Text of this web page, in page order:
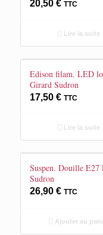
20,50 € TTC
Lire la suite
Edison filam. LED
Girard Sudron
17,50 € TTC
Lire la suite
Suspen. Douille
Sudron
26,90 € TTC
Ajouter au